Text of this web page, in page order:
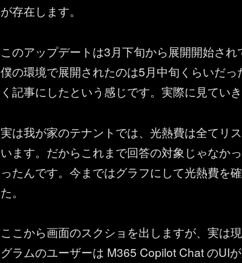
が存在します。
このアップデートは3月下旬から展開開始され
僕の環境で展開されたのは5月中旬くらいだ
く記事にしたという感じです。実際に見ていき
実は我が家のテナントでは、光熱費は全てリ
います。だからこれまで回答の対象じゃなか
ったんです。今まではグラフにして光熱費を
た。
ここから画面のスクショを出しますが、実は
グラムのユーザーは M365 Copilot Chat のUI